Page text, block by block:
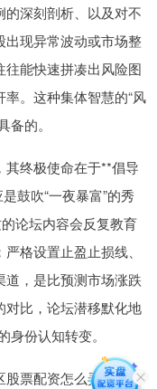
深刻剖析、以及对不
出现异常波动或市场整
能快速拼凑出风险图
。这种集体智慧的“风
的。
终极使命在于**倡导
鼓吹“一夜暴富”的秀
论坛内容会反复教育
格设置止盈止损线、
，是比预测市场涨跌
对比，论坛潜移默化地
身份认知转变。
股票配资怎么弄，其存